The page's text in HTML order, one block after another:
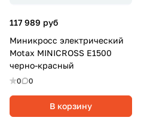
117 989 руб
Миникросс электрический
Motax MINICROSS E1500
черно-красный
0 0
В корзину